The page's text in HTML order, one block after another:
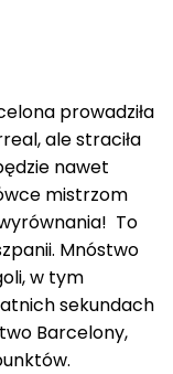
prowadziła
ale straciła
nawet
mistrzom
To
Mnóstwo
w tym
sekundach
Barcelony,